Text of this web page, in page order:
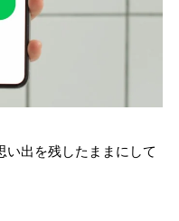
い出を残したままにして